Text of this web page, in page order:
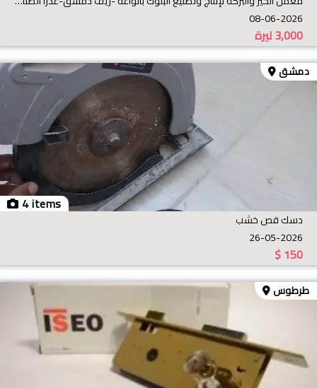
08-06-2026
ليرة3,000
4 items
دمشق
دسك قص خشب
26-05-2026
$150
طرطوس